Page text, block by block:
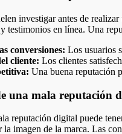
investigar antes de
testimonios en línea. Una
conversiones: Los usuarios
cliente: Los clientes
Una buena reputación
una mala reputación
reputación digital puede
la imagen de la marca. Las